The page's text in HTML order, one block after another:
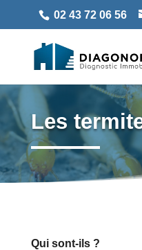
02 43 72 06 56
Les
Qui sont-ils ?